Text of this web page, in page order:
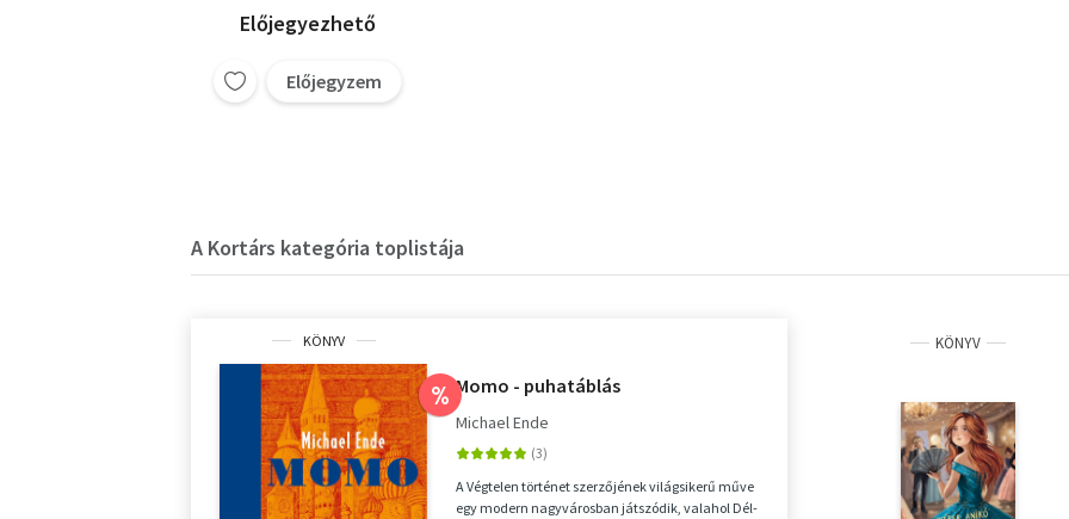
Előjegyezhető
Előjegyzem
A Kortárs kategória toplistája
KÖNYV
% Momo - puhatáblás
Michael Ende
A Végtelen történet szerzőjének világsikerű műve
egy modern nagyvárosban játszódik, valahol Dél-
KÖNYV